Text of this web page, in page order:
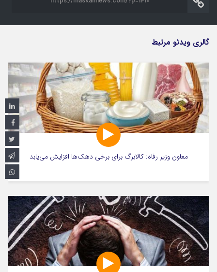
گالری ویدئو مرتبط
معاون وزیر رفاه: کالابرگ برای برخی دهک‌ها افزایش می‌یابد